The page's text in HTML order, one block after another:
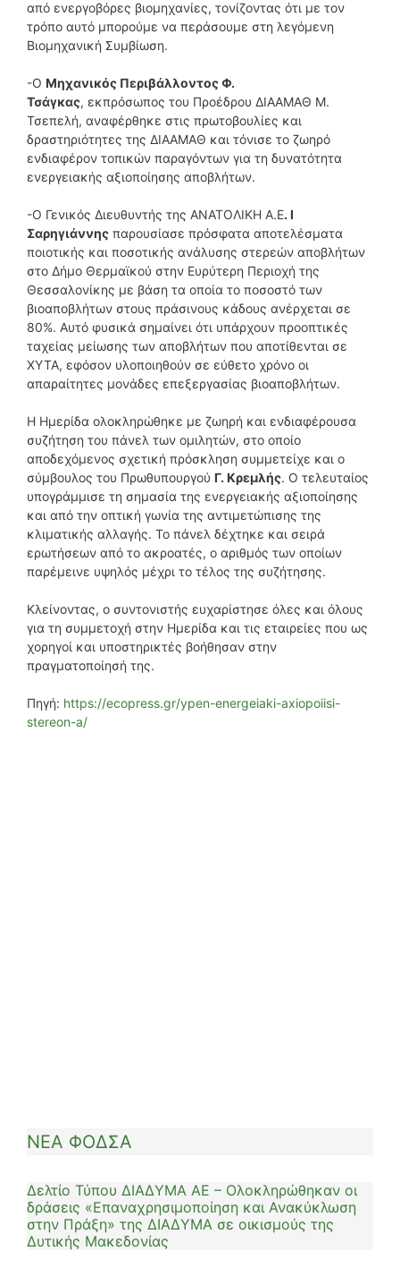
από ενεργοβόρες βιομηχανίες, τονίζοντας ότι με τον
τρόπο αυτό μπορούμε να περάσουμε στη λεγόμενη
Βιομηχανική Συμβίωση.
-Ο Μηχανικός Περιβάλλοντος Φ.
Τσάγκας, εκπρόσωπος του Προέδρου ΔΙΑΑΜΑΘ Μ.
Τσεπελή, αναφέρθηκε στις πρωτοβουλίες και
δραστηριότητες της ΔΙΑΑΜΑΘ και τόνισε το ζωηρό
ενδιαφέρον τοπικών παραγόντων για τη δυνατότητα
ενεργειακής αξιοποίησης αποβλήτων.
-Ο Γενικός Διευθυντής της ΑΝΑΤΟΛΙΚΗ Α.Ε. Ι
Σαρηγιάννης παρουσίασε πρόσφατα αποτελέσματα
ποιοτικής και ποσοτικής ανάλυσης στερεών αποβλήτων
στο Δήμο Θερμαϊκού στην Ευρύτερη Περιοχή της
Θεσσαλονίκης με βάση τα οποία το ποσοστό των
βιοαποβλήτων στους πράσινους κάδους ανέρχεται σε
80%. Αυτό φυσικά σημαίνει ότι υπάρχουν προοπτικές
ταχείας μείωσης των αποβλήτων που αποτίθενται σε
ΧΥΤΑ, εφόσον υλοποιηθούν σε εύθετο χρόνο οι
απαραίτητες μονάδες επεξεργασίας βιοαποβλήτων.
Η Ημερίδα ολοκληρώθηκε με ζωηρή και ενδιαφέρουσα
συζήτηση του πάνελ των ομιλητών, στο οποίο
αποδεχόμενος σχετική πρόσκληση συμμετείχε και ο
σύμβουλος του Πρωθυπουργού Γ. Κρεμλής. Ο τελευταίος
υπογράμμισε τη σημασία της ενεργειακής αξιοποίησης
και από την οπτική γωνία της αντιμετώπισης της
κλιματικής αλλαγής. Το πάνελ δέχτηκε και σειρά
ερωτήσεων από το ακροατές, ο αριθμός των οποίων
παρέμεινε υψηλός μέχρι το τέλος της συζήτησης.
Κλείνοντας, ο συντονιστής ευχαρίστησε όλες και όλους
για τη συμμετοχή στην Ημερίδα και τις εταιρείες που ως
χορηγοί και υποστηρικτές βοήθησαν στην
πραγματοποίησή της.
Πηγή: https://ecopress.gr/ypen-energeiaki-axiopoiisi-
stereon-a/
ΝΕΑ ΦΟΔΣΑ
Δελτίο Τύπου ΔΙΑΔΥΜΑ ΑΕ – Ολοκληρώθηκαν οι
δράσεις «Επαναχρησιμοποίηση και Ανακύκλωση
στην Πράξη» της ΔΙΑΔΥΜΑ σε οικισμούς της
Δυτικής Μακεδονίας